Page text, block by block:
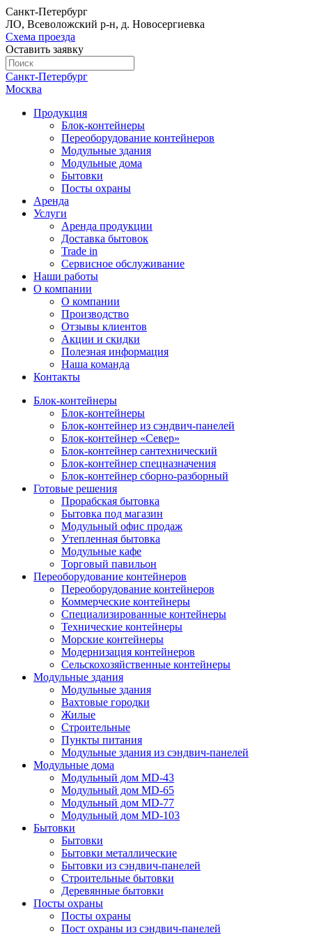
Санкт-Петербург
ЛО, Всеволожский р-н, д. Новосергиевка
Схема проезда
Оставить заявку
Санкт-Петербург
Москва
Продукция
Блок-контейнеры
Переоборудование контейнеров
Модульные здания
Модульные дома
Бытовки
Посты охраны
Аренда
Услуги
Аренда продукции
Доставка бытовок
Trade in
Сервисное обслуживание
Наши работы
О компании
О компании
Производство
Отзывы клиентов
Акции и скидки
Полезная информация
Наша команда
Контакты
Блок-контейнеры
Блок-контейнеры
Блок-контейнер из сэндвич-панелей
Блок-контейнер «Север»
Блок-контейнер сантехнический
Блок-контейнер спецназначения
Блок-контейнер сборно-разборный
Готовые решения
Прорабская бытовка
Бытовка под магазин
Модульный офис продаж
Утепленная бытовка
Модульные кафе
Торговый павильон
Переоборудование контейнеров
Переоборудование контейнеров
Коммерческие контейнеры
Специализированные контейнеры
Технические контейнеры
Морские контейнеры
Модернизация контейнеров
Сельскохозяйственные контейнеры
Модульные здания
Модульные здания
Вахтовые городки
Жилые
Строительные
Пункты питания
Модульные здания из сэндвич-панелей
Модульные дома
Модульный дом MD-43
Модульный дом MD-65
Модульный дом MD-77
Модульный дом MD-103
Бытовки
Бытовки
Бытовки металлические
Бытовки из сэндвич-панелей
Строительные бытовки
Деревянные бытовки
Посты охраны
Посты охраны
Пост охраны из сэндвич-панелей